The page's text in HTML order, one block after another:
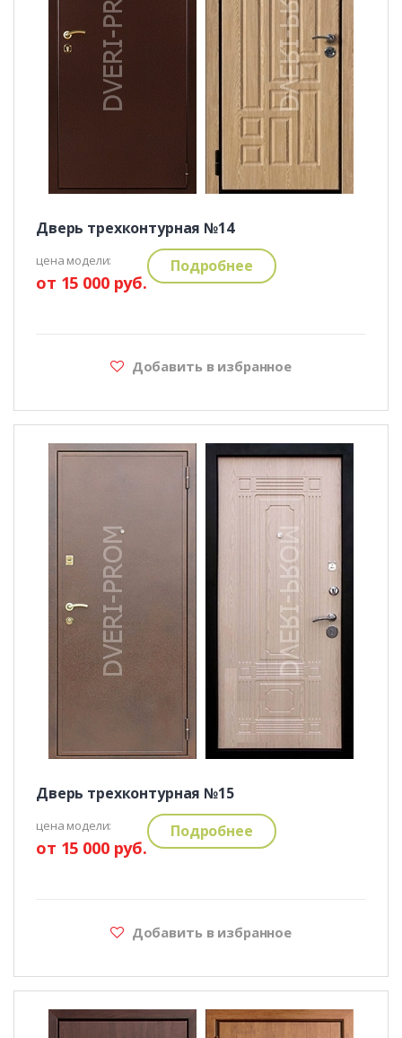
Дверь трехконтурная №14
цена модели:
от 15 000 руб.
Подробнее
Добавить в избранное
Дверь трехконтурная №15
цена модели:
от 15 000 руб.
Подробнее
Добавить в избранное